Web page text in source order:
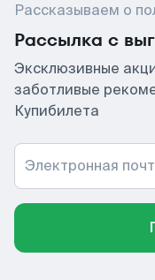
Рассказываем о
Рассылка с
Эксклюзивные
заботливые
Купибилета
Электронная